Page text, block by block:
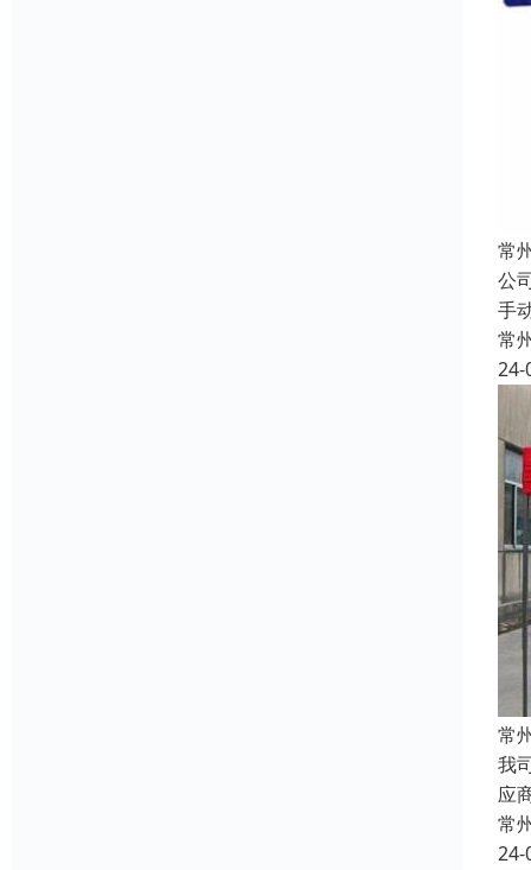
常
公
手
常
24-
常
我
应
常
24-